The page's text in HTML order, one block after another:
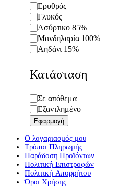
ΟίνοςΕρυθρός
Γλυκός
Ασύρτικο 85%
Μανδηλαρία 100%
Αηδάνι 15%
Κατάσταση
Κατάσταση
Σε απόθεμα
Εξαντλημένο
Εφαρμογή
Ο λογαριασμός μου
Τρόποι Πληρωμής
Παράδοση Προϊόντων
Πολιτική Επιστροφών
Πολιτική Απορρήτου
Όροι Χρήσης